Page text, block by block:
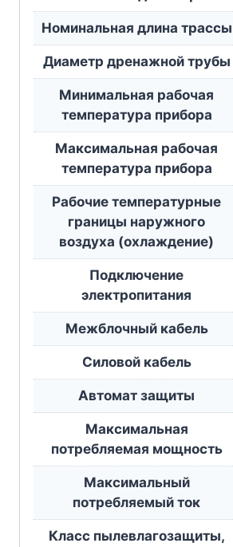
Номинальная длина трассы
Диаметр дренажной трубы
Минимальная рабочая
температура прибора
Максимальная рабочая
температура прибора
Рабочие температурные
границы наружного
воздуха (охлаждение)
Подключение
электропитания
Межблочный кабель
Силовой кабель
Автомат защиты
Максимальная
потребляемая мощность
Максимальный
потребляемый ток
Класс пылевлагозащиты,